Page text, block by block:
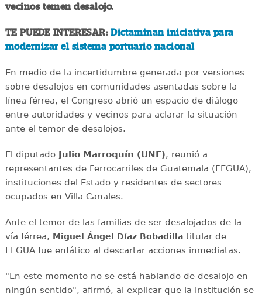
vecinos temen desalojo.
TE PUEDE INTERESAR:Dictaminan iniciativa para
modernizar el sistema portuario nacional
En medio de la incertidumbre generada por versiones
sobre desalojos en comunidades asentadas sobre la
línea férrea, el Congreso abrió un espacio de diálogo
entre autoridades y vecinos para aclarar la situación
ante el temor de desalojos.
El diputado Julio Marroquín (UNE), reunió a
representantes de Ferrocarriles de Guatemala (FEGUA),
instituciones del Estado y residentes de sectores
ocupados en Villa Canales.
Ante el temor de las familias de ser desalojados de la
vía férrea, Miguel Ángel Díaz Bobadillatitular de
FEGUA fue enfático al descartar acciones inmediatas.
"En este momento no se está hablando de desalojo en
ningún sentido", afirmó, al explicar que la institución se